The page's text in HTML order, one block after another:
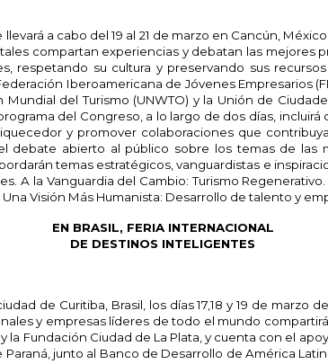
a cabo del 19 al 21 de marzo en Cancún,
compartan experiencias y debatan las mejores
respetando su cultura y preservando sus
Iberoamericana de Jóvenes Empresarios
del Turismo (UNWTO) y la Unión de
del Congreso, a lo largo de dos días,
y promover colaboraciones que
debate abierto al público sobre los temas de las
temas estratégicos, vanguardistas e
A la Vanguardia del Cambio: Turismo
Visión Más Humanista: Desarrollo de talento y
EN BRASIL, FERIA INTERNACIONAL
DE DESTINOS INTELIGENTES
de Curitiba, Brasil, los días 17,18 y 19 de marzo
y empresas líderes de todo el mundo
Fundación Ciudad de La Plata, y cuenta con el
junto al Banco de Desarrollo de América